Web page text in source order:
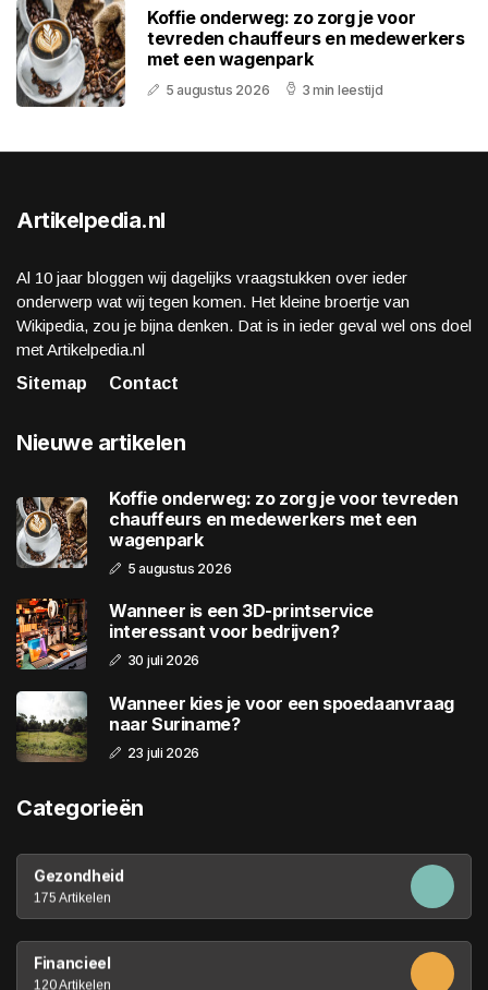
Koffie onderweg: zo zorg je voor
tevreden chauffeurs en medewerkers
met een wagenpark
5 augustus 2026 3 min leestijd
Artikelpedia.nl
Al 10 jaar bloggen wij dagelijks vraagstukken over ieder
onderwerp wat wij tegen komen. Het kleine broertje van
Wikipedia, zou je bijna denken. Dat is in ieder geval wel ons doel
met Artikelpedia.nl
Sitemap
Contact
Nieuwe artikelen
Koffie onderweg: zo zorg je voor tevreden
chauffeurs en medewerkers met een
wagenpark
5 augustus 2026
Wanneer is een 3D-printservice
interessant voor bedrijven?
30 juli 2026
Wanneer kies je voor een spoedaanvraag
naar Suriname?
23 juli 2026
Categorieën
Gezondheid
175 Artikelen
Financieel
120 Artikelen